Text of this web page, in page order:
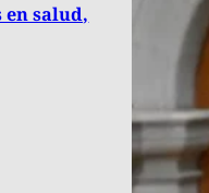
en salud,